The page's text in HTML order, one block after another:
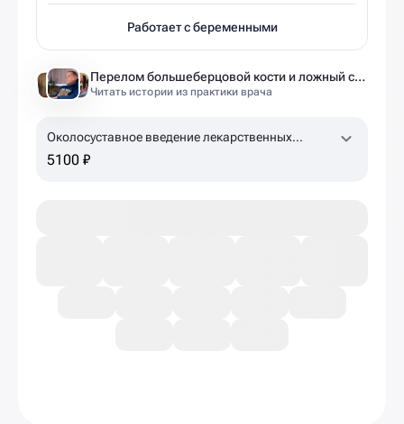
Работает с беременными
Перелом большеберцовой кости и ложный сустав: моя история восстановления длиной в полтора года
Читать истории из практики врача
Околосуставное введение лекарственных
препаратов (ACP-терапия, 1 пробирка)
5100 ₽